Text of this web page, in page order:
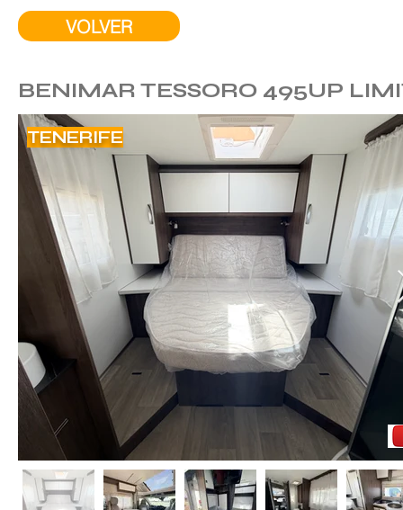
TENERIFE
VOLVER
BENIMAR TESSORO 495UP